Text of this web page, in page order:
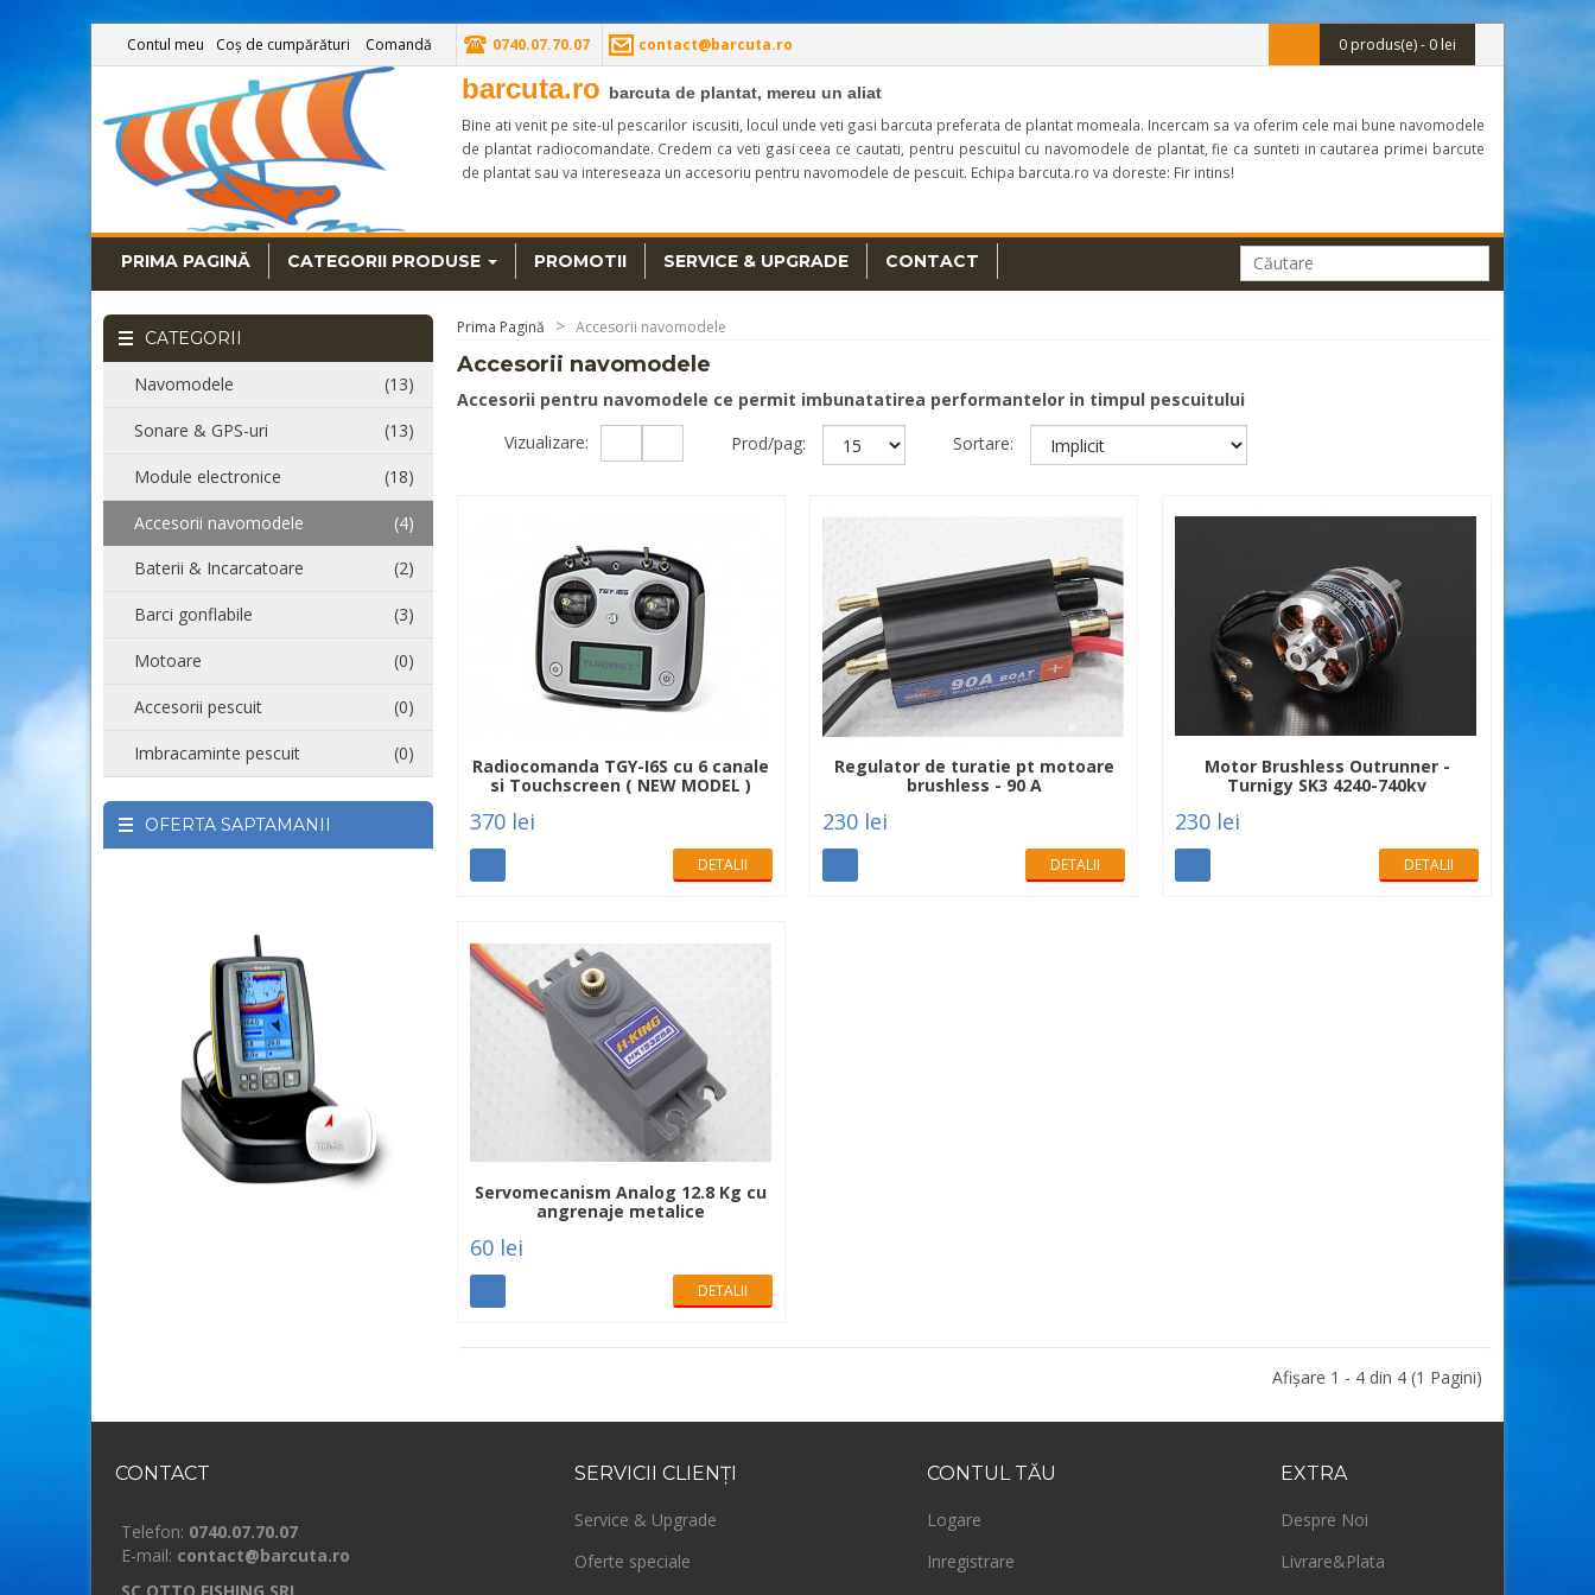
Contul meu Coș de cumpărături Comandă 0740.07.70.07 contact@barcuta.ro 0 produs(e) - 0 lei
barcuta.ro barcuta de plantat, mereu un aliat
Bine ati venit pe site-ul pescarilor iscusiti, locul unde veti gasi barcuta preferata de plantat momeala. Incercam sa va oferim cele mai bune navomodele
de plantat radiocomandate. Credem ca veti gasi ceea ce cautati, pentru pescuitul cu navomodele de plantat, fie ca sunteti in cautarea primei barcute
de plantat sau va intereseaza un accesoriu pentru navomodele de pescuit. Echipa barcuta.ro va doreste: Fir intins!
PRIMA PAGINĂ CATEGORII PRODUSE PROMOTII SERVICE & UPGRADE CONTACT
CATEGORII
Navomodele (13)
Sonare & GPS-uri (13)
Module electronice (18)
Accesorii navomodele
(4)
Baterii & Incarcatoare
(2)
Barci gonflabile (3)
Motoare (0)
Accesorii pescuit (0)
Imbracaminte pescuit (0)
OFERTA SAPTAMANII
Prima Pagină Accesorii navomodele
Accesorii navomodele
Accesorii pentru navomodele ce permit imbunatatirea performantelor in timpul pescuitului
Vizualizare:
Prod/pag: Sortare:
Radiocomanda TGY-I6S cu 6 canale
si Touchscreen ( NEW MODEL )
370 lei
DETALII
Regulator de turatie pt motoare
brushless - 90 A
230 lei
DETALII
Motor Brushless Outrunner -
Turnigy SK3 4240-740kv
230 lei
DETALII
Servomecanism Analog 12.8 Kg cu
angrenaje metalice
60 lei
DETALII
Afişare 1 - 4 din 4 (1 Pagini)
CONTACT
Telefon: 0740.07.70.07
E-mail: contact@barcuta.ro
SERVICII CLIENŢI
Service & Upgrade
Oferte speciale
CONTULTĂU
Logare
Inregistrare
EXTRA
Despre Noi
Livrare&Plata